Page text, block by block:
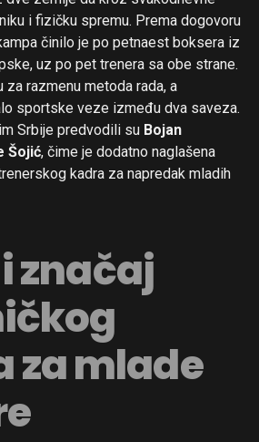
i fizičku spremu. Prema dogovoru
činilo je po petnaest boksera iz
uz po pet trenera sa obe strane.
razmenu metoda rada, a
sportske veze između dva saveza.
Srbije predvodili su Bojan
Šojić, čime je dodatno naglašena
kadra za napredak mladih
značaj
za mlade